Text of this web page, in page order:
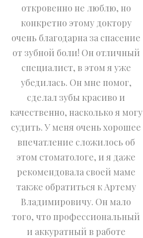
откровенно не люблю, но
конкретно этому доктору
очень благодарна за спасение
от зубной боли! Он отличный
специалист, в этом я уже
убедилась. Он мне помог,
сделал зубы красиво и
качественно, насколько я могу
судить. У меня очень хорошее
впечатление сложилось об
этом стоматологе, и я даже
рекомендовала своей маме
также обратиться к Артему
Владимировичу. Он мало
того, что профессиональный
и аккуратный в работе